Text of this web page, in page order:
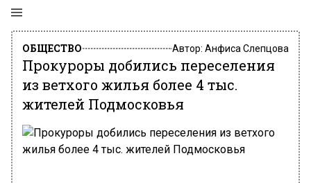
ОБЩЕСТВО Автор: Анфиса Слепцова
Прокуроры добились переселения
из ветхого жилья более 4 тыс.
жителей Подмосковья